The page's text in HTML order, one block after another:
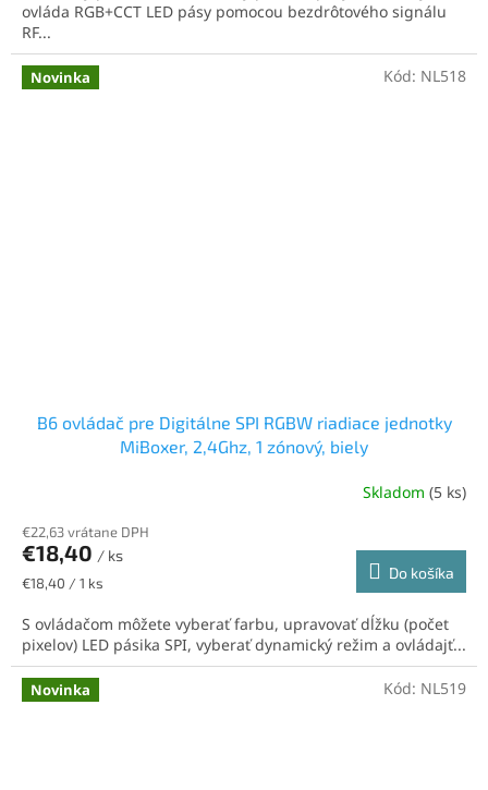
hviezdičiek.
ovláda RGB+CCT LED pásy pomocou bezdrôtového signálu
RF...
Novinka
B6 ovládač pre Digitálne SPI RGBW riadiace jednotky
MiBoxer, 2,4Ghz, 1 zónový, biely
Skladom (5 ks)
€22,63 vrátane DPH
€18,40 / ks
Jednotková
€18,40 / 1 ks
Do košíka
S ovládačom môžete vyberať farbu, upravovať dĺžku (počet
pixelov) LED pásika SPI, vyberať dynamický režim a ovládajť...
Kód: NL518
Novinka Kód: NL519